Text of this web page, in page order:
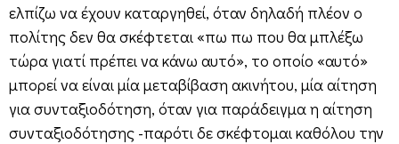
ελπίζω να έχουν καταργηθεί, όταν δηλαδή πλέον ο
πολίτης δεν θα σκέφτεται «πω πω που θα μπλέξω
τώρα γιατί πρέπει να κάνω αυτό», το οποίο «αυτό»
μπορεί να είναι μία μεταβίβαση ακινήτου, μία αίτηση
για συνταξιοδότηση, όταν για παράδειγμα η αίτηση
συνταξιοδότησης -παρότι δε σκέφτομαι καθόλου την